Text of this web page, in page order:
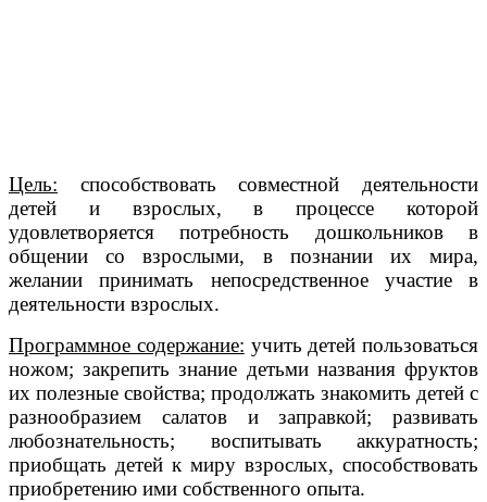
Цель: способствовать совместной деятельности
детей и взрослых, в процессе которой
удовлетворяется потребность дошкольников в
общении со взрослыми, в познании их мира,
желании принимать непосредственное участие в
деятельности взрослых.
Программное содержание: учить детей пользоваться
ножом; закрепить знание детьми названия фруктов
их полезные свойства; продолжать знакомить детей с
разнообразием салатов и заправкой; развивать
любознательность; воспитывать аккуратность;
приобщать детей к миру взрослых, способствовать
приобретению ими собственного опыта.